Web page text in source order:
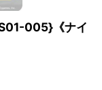
005}《ナイ